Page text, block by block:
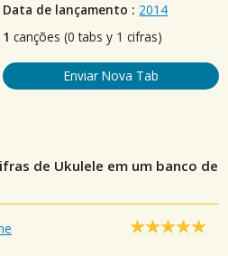
Data de lançamento : 2014
1 canções (0 tabs y 1 cifras)
Enviar Nova Tab
de Ukulele em um banco de